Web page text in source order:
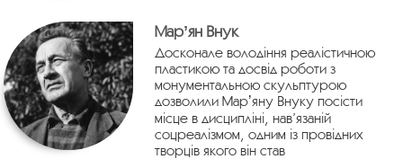
Марʼян Внук
Досконале володіння реалістичною
пластикою та досвід роботи з
монументальною скульптурою
дозволили Марʼяну Внуку посісти
місце в дисципліні, нав’язаній
соцреалізмом, одним із провідних
творців якого він став